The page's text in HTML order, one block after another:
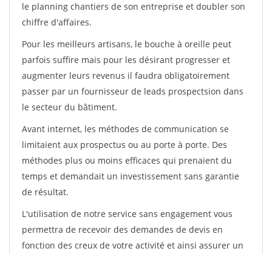
le planning chantiers de son entreprise et doubler son
chiffre d'affaires.
Pour les meilleurs artisans, le bouche à oreille peut
parfois suffire mais pour les désirant progresser et
augmenter leurs revenus il faudra obligatoirement
passer par un fournisseur de leads prospectsion dans
le secteur du bâtiment.
Avant internet, les méthodes de communication se
limitaient aux prospectus ou au porte à porte. Des
méthodes plus ou moins efficaces qui prenaient du
temps et demandait un investissement sans garantie
de résultat.
L'utilisation de notre service sans engagement vous
permettra de recevoir des demandes de devis en
fonction des creux de votre activité et ainsi assurer un